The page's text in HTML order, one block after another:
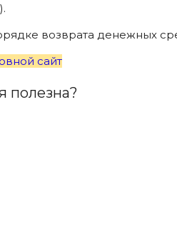
возврата денежных
сайт
полезна?